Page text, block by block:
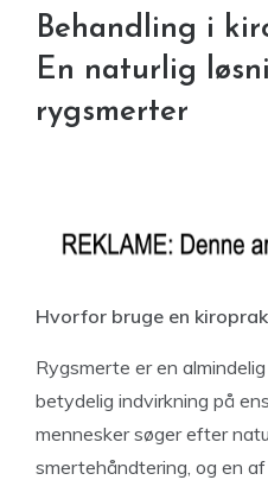
Behandling i
En naturlig
rygsmerter
Hvorfor bruge en
Rygsmerte er en
betydelig indvirkning på
mennesker søger efter
smertehåndtering, og en